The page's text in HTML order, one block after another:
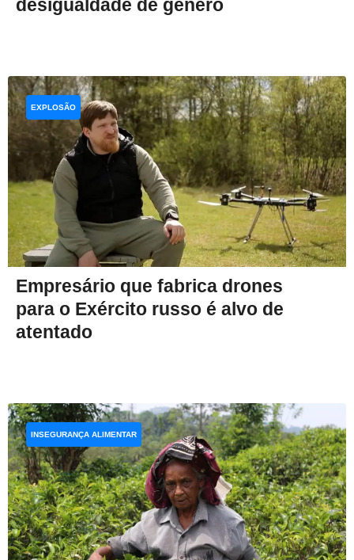
desigualdade de gênero
Empresário que fabrica drones
para o Exército russo é alvo de
atentado
EXPLOSÃO
INSEGURANÇA ALIMENTAR